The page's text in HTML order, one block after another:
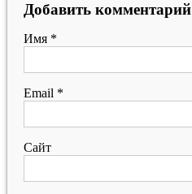
Добавить комментарий
Имя *
Email *
Сайт